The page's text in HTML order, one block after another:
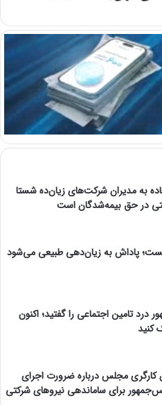
به مدیران شرکت‌های زیان‌ده شستا
در حق بیمه‌شدگان است
پاداش به زیان‌دهی طبیعی می‌شود
درد تامین اجتماعی را گفتید؛ اکنون
کنید
کارگری مجلس درباره ضرورت اجرای
برای ساماندهی نیروهای شرکتی